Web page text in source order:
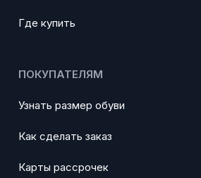
Где купить
ПОКУПАТЕЛЯМ
Узнать размер обуви
Как сделать заказ
Карты рассрочек